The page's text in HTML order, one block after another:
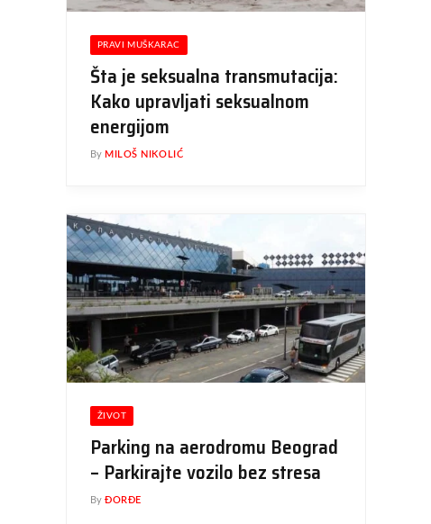
PRAVI MUŠKARAC
Šta je seksualna transmutacija:
Kako upravljati seksualnom
energijom
By MILOŠ NIKOLIĆ
ŽIVOT
Parking na aerodromu Beograd
– Parkirajte vozilo bez stresa
By ĐORĐE